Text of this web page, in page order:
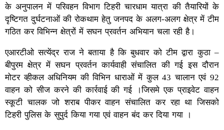
के अनुपालन में परिवहन विभाग टिहरी चारधाम यात्रा की तैयारियों के
दृष्टिगत दुर्घटनाओं की रोकथाम हेतु जनपद के अलग-अलग क्षेत्र में टीम
गठित कर विभिन्न क्षेत्रों में सघन प्रवर्तन अभियान चला रही है।
एआरटीओ सत्येंद्र राज ने बताया है कि बुधवार को टीम द्वारा कुठा –
बीपुरम क्षेत्र में सघन प्रवर्तन कार्यवाही संचालित की गई इस दौरान
मोटर व्हीकल अधिनियम की विभिन धाराओं में कुल 43 चालान एवं 92
वाहन को सीज करने की कार्रवाई की गई ।जिसमे एक प्राइवेट वाहन
स्कूटी चालक जो शराब पीकर वाहन संचालित कर रहा था जिसको
टिहरी पुलिस के सुपुर्द किया गया एवं वाहन बंद कर दिया गया ।